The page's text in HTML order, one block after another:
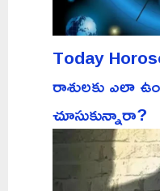
Today
రాశులకు ఎలా
చూసుకున్నారా?